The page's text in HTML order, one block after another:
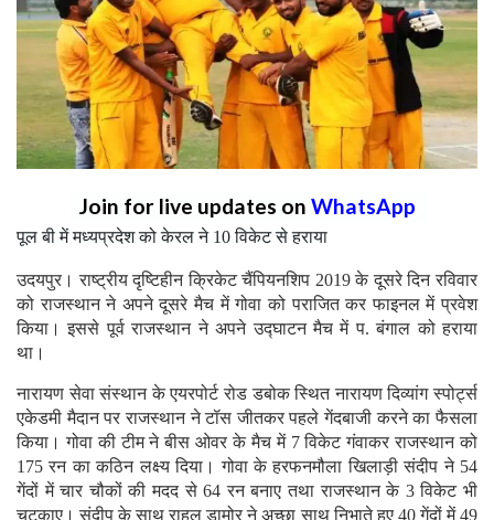
Join for live updates on WhatsApp
पूल बी में मध्यप्रदेश को केरल ने 10 विकेट से हराया
उदयपुर। राष्ट्रीय दृष्टिहीन क्रिकेट चैंपियनशिप 2019 के दूसरे दिन रविवार
को राजस्थान ने अपने दूसरे मैच में गोवा को पराजित कर फाइनल में प्रवेश
किया। इससे पूर्व राजस्थान ने अपने उद्घाटन मैच में प. बंगाल को हराया
था।
नारायण सेवा संस्थान के एयरपोर्ट रोड डबोक स्थित नारायण दिव्यांग स्पोर्ट्स
एकेडमी मैदान पर राजस्थान ने टॉस जीतकर पहले गेंदबाजी करने का फैसला
किया। गोवा की टीम ने बीस ओवर के मैच में 7 विकेट गंवाकर राजस्थान को
175 रन का कठिन लक्ष्य दिया। गोवा के हरफनमौला खिलाड़ी संदीप ने 54
गेंदों में चार चौकों की मदद से 64 रन बनाए तथा राजस्थान के 3 विकेट भी
चटकाए। संदीप के साथ राहुल डामोर ने अच्छा साथ निभाते हुए 40 गेंदों में 49